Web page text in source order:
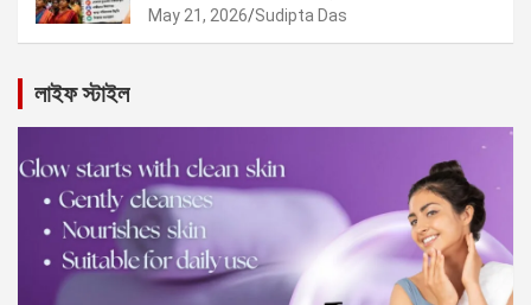
May 21, 2026 Sudipta Das
লাইফ স্টাইল